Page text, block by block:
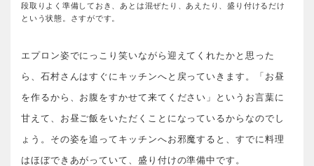
段取りよく準備しておき、あとは混ぜたり、あえたり、盛り付けるだけ
という状態。さすがです。
エプロン姿でにっこり笑いながら迎えてくれたかと思った
ら、石村さんはすぐにキッチンへと戻っていきます。「お昼
を作るから、お腹をすかせて来てください」というお言葉に
甘えて、お昼ご飯をいただくことになっているからなのでし
ょう。その姿を追ってキッチンへお邪魔すると、すでに料理
はほぼできあがっていて、盛り付けの準備中です。